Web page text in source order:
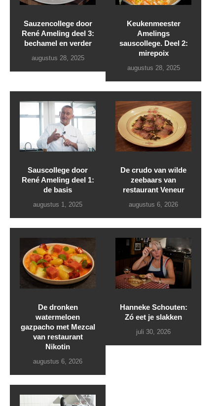
Sauzencollege door
René Ameling deel 3:
bechamel en verder
augustus 28, 2025
Keukenmeester
Amelings
sauscollege. Deel 2:
mirepoix
augustus 28, 2025
Sauscollege door
René Ameling deel 1:
de basis
augustus 1, 2025
De crudo van wilde
zeebaars van
restaurant Veneur
augustus 6, 2026
De dronken
watermeloen
gazpacho met Mezcal
van restaurant
Nikotin
augustus 6, 2026
Hanneke Schouten:
Zó eet je slakken
juli 30, 2026